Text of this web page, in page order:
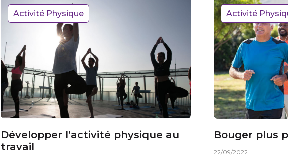
Activité Physique
Développer l’activité physique au
travail
Activité
Bouger plus
22/09/2022